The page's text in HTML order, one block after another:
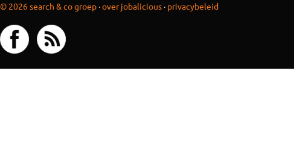
© 2026 search & co groep·over jobalicious· privacybeleid